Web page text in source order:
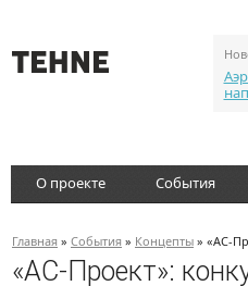
О проекте События
Главная » События » Концепты » «АС-
«АС-Проект»: